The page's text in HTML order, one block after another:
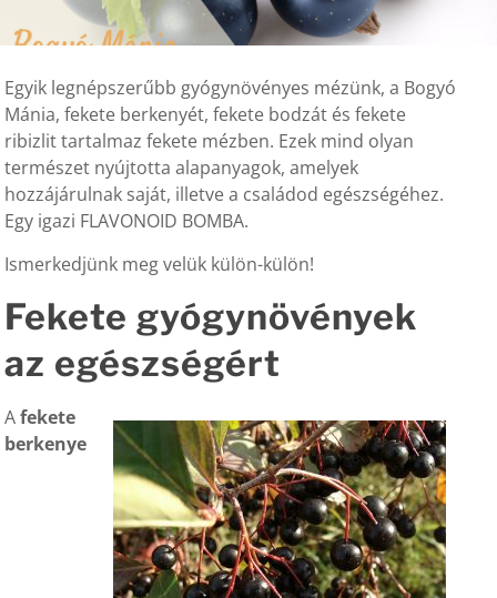
Egyik legnépszerűbb gyógynövényes mézünk, a Bogyó
Mánia, fekete berkenyét, fekete bodzát és fekete
ribizlit tartalmaz fekete mézben. Ezek mind olyan
természet nyújtotta alapanyagok, amelyek
hozzájárulnak saját, illetve a családod egészségéhez.
Egy igazi FLAVONOID BOMBA.
Ismerkedjünk meg velük külön-külön!
Fekete gyógynövények
az egészségért
Afekete
berkenye